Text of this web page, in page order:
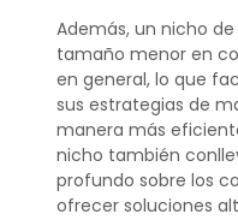
Además, un nicho
tamaño menor en
en general, lo que
sus estrategias de
manera más
nicho también
profundo sobre los
ofrecer soluciones